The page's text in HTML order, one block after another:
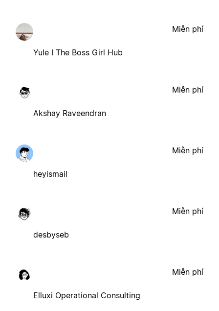
Yule I The Boss Girl Hub
Miễn phí
Akshay Raveendran
Miễn phí
heyismail
Miễn phí
desbyseb
Miễn phí
Elluxi Operational Consulting
Miễn phí